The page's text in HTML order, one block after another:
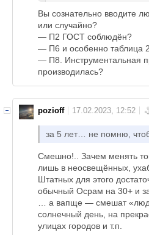
Вы сознательно вводите
или случайно?
— П2 ГОСТ соблюдён?
— П6 и особенно таблица
— П8. Инструментальная
производилась?
pozioff
за 5 лет… не помню,
Смешно!.. Зачем менять
лишь в неосвещённых,
Штатных для этого
обычный Осрам на 30+ и
… а вапще — смешат
солнечный день, на
улицах городов и т.п.